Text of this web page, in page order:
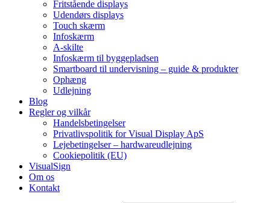
Fritstående displays
Udendørs displays
Touch skærm
Infoskærm
A-skilte
Infoskærm til byggepladsen
Smartboard til undervisning – guide & produkter
Ophæng
Udlejning
Blog
Regler og vilkår
Handelsbetingelser
Privatlivspolitik for Visual Display ApS
Lejebetingelser – hardwareudlejning
Cookiepolitik (EU)
VisualSign
Om os
Kontakt